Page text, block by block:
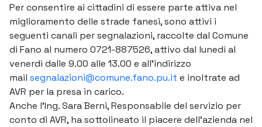
Per consentire ai cittadini di essere parte attiva nel
miglioramento delle strade fanesi, sono attivi i
seguenti canali per segnalazioni, raccolte dal Comune
di Fano al numero 0721-887526, attivo dal lunedì al
venerdì dalle 9.00 alle 13.00 e all’indirizzo
mail segnalazioni@comune.fano.pu.it e inoltrate ad
AVR per la presa in carico.
Anche l’Ing. Sara Berni, Responsabile del servizio per
conto di AVR, ha sottolineato il piacere dell’azienda nel